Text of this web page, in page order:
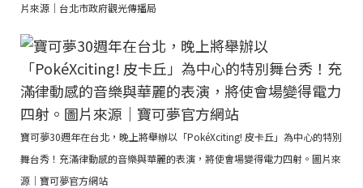
片來源｜台北市政府觀光傳播局
寶可夢30週年在台北，晚上將舉辦以「PokéXciting! 皮卡丘」為中心的特別
舞台秀！充滿律動感的音樂與華麗的表演，將使會場變得電力四射。圖片來
源｜寶可夢官方網站